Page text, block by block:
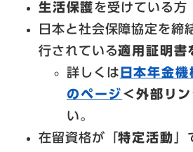
生活保護を受けている方
日本と社会保障協定を締
行されている適用証明書
詳しくは 日本年金
のページ ＜外部リン
い。
在留資格が「特定活動 」